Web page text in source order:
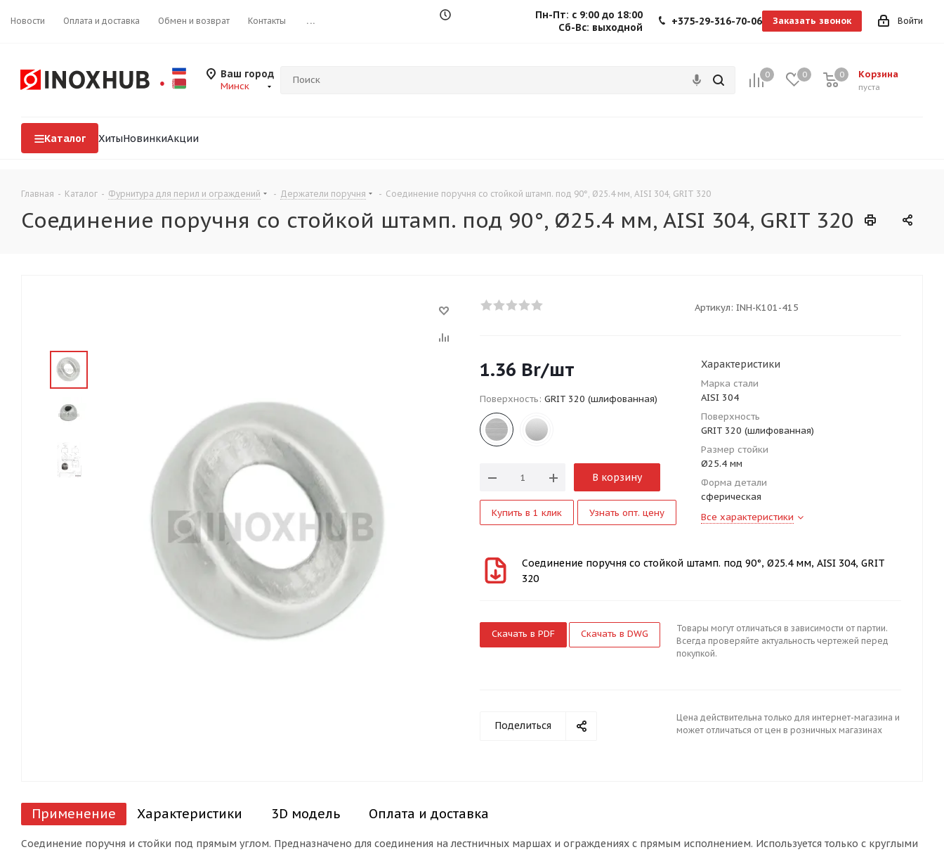
Новости Оплата и доставка Обмен и возврат Контакты ... Войти
+375-29-316-70-06 Заказать звонок
Пн-Пт: с 9:00 до 18:00
Сб-Вс: выходной
Ваш город
Минск
0 0 Корзина
0
пуста
0
Каталог ХитыНовинкиАкции
Главная - Каталог - Фурнитура для перил и ограждений - Держатели поручня - Соединение поручня со стойкой штамп. под 90°, Ø25.4 мм, AISI 304, GRIT 320
Соединение поручня со стойкой штамп. под 90°, Ø25.4 мм, AISI 304, GRIT 320
Артикул: INH-K101-415
1.36 Br/шт
Поверхность: GRIT 320 (шлифованная)
В корзину
Купить в 1 клик Узнать опт. цену
Характеристики
Марка стали
AISI 304
Поверхность
GRIT 320 (шлифованная)
Размер стойки
Ø25.4 мм
Форма детали
сферическая
Все характеристики
Соединение поручня со стойкой штамп. под 90°, Ø25.4 мм, AISI 304, GRIT
320
Скачать в PDF Скачать в DWG
Товары могут отличаться в зависимости от партии.
Всегда проверяйте актуальность чертежей перед
покупкой.
Поделиться
Цена действительна только для интернет-магазина и
может отличаться от цен в розничных магазинах
Применение Характеристики 3D модель Оплата и доставка
Соединение поручня и стойки под прямым углом. Предназначено для соединения на лестничных маршах и ограждениях с прямым исполнением. Используется только с круглыми